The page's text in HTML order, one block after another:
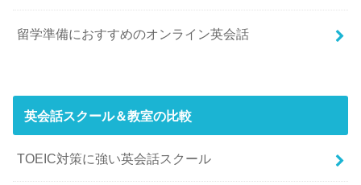
留学準備におすすめのオンライン英会話
英会話スクール＆教室の比較
TOEIC対策に強い英会話スクール